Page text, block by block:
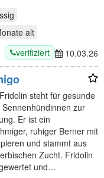
alt
verifiziert 10.03.26
steht für gesunde
Sennenhündinnen zur
Er ist ein
ruhiger Berner mit
und stammt aus
Zucht. Fridolin
und…